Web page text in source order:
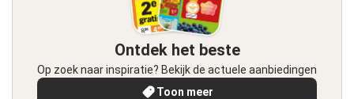
Ontdek het beste
Op zoek naar inspiratie? Bekijk de actuele aanbiedingen
Toon meer